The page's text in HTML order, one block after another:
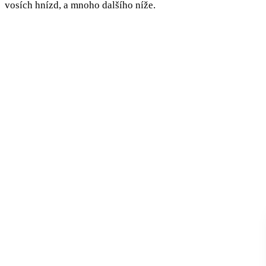
vosích hnízd, a mnoho dalšího níže.